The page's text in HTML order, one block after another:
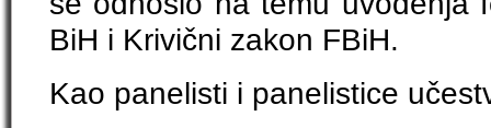
BiH i Krivični zakon FBiH.
Kao panelisti i panelistice